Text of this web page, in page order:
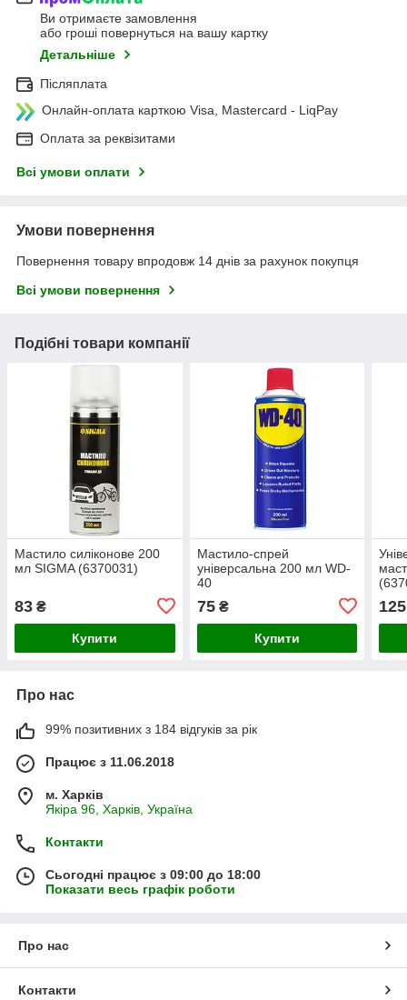
Ви отримаєте замовлення
або гроші повернуться на вашу картку
Детальніше
Післяплата
Онлайн-оплата карткою Visa, Mastercard - LiqPay
Оплата за реквізитами
Всі умови оплати
Умови повернення
Повернення товару впродовж 14 днів за рахунок покупця
Всі умови повернення
Подібні товари компанії
Мастило силіконове 200
мл SIGMA (6370031)
83 ₴
Купити
Мастило-спрей
універсальна 200 мл WD-
40
75₴
Купити
125
Про нас
99% позитивних з 184 відгуків за рік
Працює з 11.06.2018
м. Харків
Якіра 96, Харків, Україна
Контакти
Сьогодні працює з 09:00 до 18:00
Показати весь графік роботи
Про нас
Контакти